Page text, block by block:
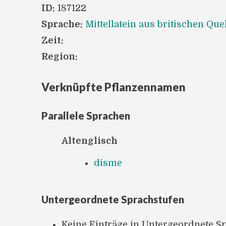
ID: 187122
Sprache: Mittellatein aus britischen
Zeit:
Region:
Verknüpfte Pflanzennamen
Parallele Sprachen
Altenglisch
disme
Untergeordnete Sprachstufen